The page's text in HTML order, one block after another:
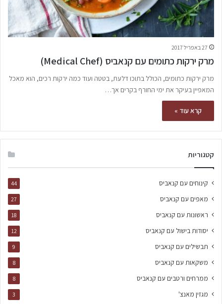
27 באפריל 2017
מרק ירקות כתומים עם קנאביס (Medical Chef)
מרק ירקות כתומים, הכולל בתוכו דלעת, בטטה ועוד כמה ירקות רכים, הוא מאכל
המאפיין בעיקר את ימי החורף בקרים אך…
קרא עוד »
קטגוריות
קינוחים עם קנאביס 44
מאפים עם קנאביס 27
ראשונות עם קנאביס 18
יסודות בישול עם קנאביס 12
תבשילים עם קנאביס 9
משקאות עם קנאביס 8
ממרחים ורטבים עם קנאביס 8
מגזין מאנצ' 3